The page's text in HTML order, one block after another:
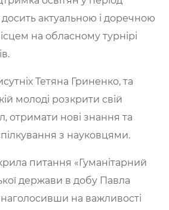
досить актуальною і доречною
на обласному турнірі
Тетяна Гриненко, та
молоді розкрити свій
отримати нові знання та
з науковцями.
питання «Гуманітарний
держави в добу Павла
на важливості